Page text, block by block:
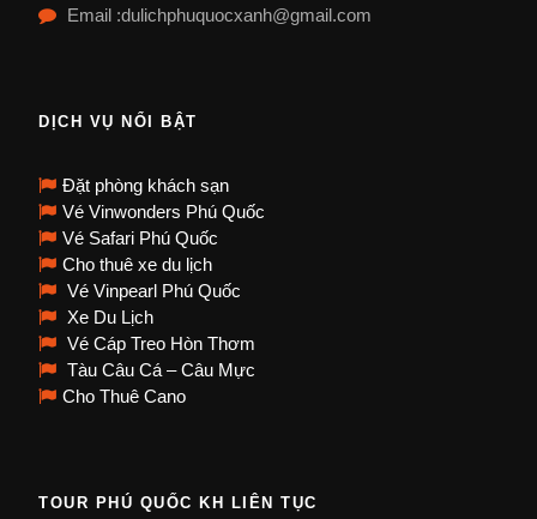
Email :dulichphuquocxanh@gmail.com
DỊCH VỤ NỔI BẬT
Đặt phòng khách sạn
Vé Vinwonders Phú Quốc
Vé Safari Phú Quốc
Cho thuê xe du lịch
Vé Vinpearl Phú Quốc
Xe Du Lịch
Vé Cáp Treo Hòn Thơm
Tàu Câu Cá – Câu Mực
Cho Thuê Cano
TOUR PHÚ QUỐC KH LIÊN TỤC